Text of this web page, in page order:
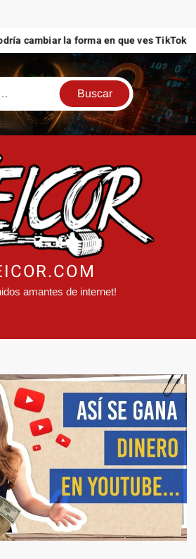
la forma en que ves TikTok
amantes de internet!